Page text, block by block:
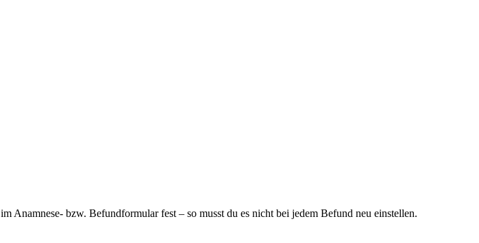
Anamnese- bzw. Befundformular fest – so musst du es nicht bei jedem Befund neu einstellen.